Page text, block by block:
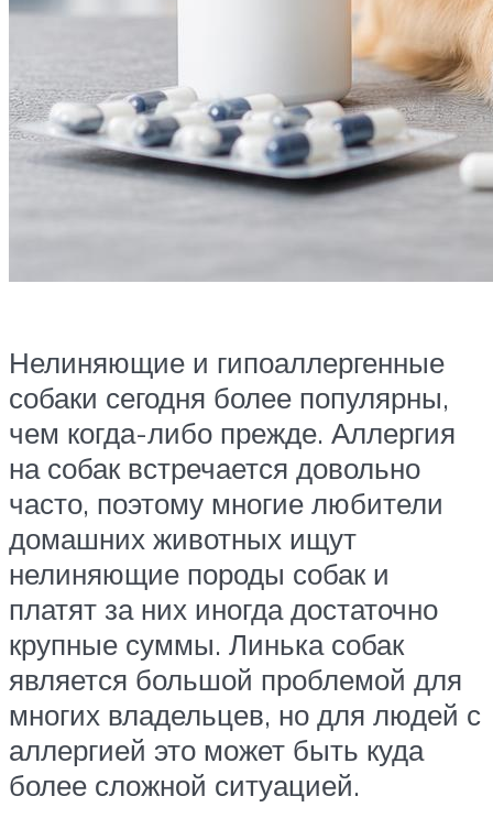
Нелиняющие и гипоаллергенные
собаки сегодня более популярны,
чем когда-либо прежде. Аллергия
на собак встречается довольно
часто, поэтому многие любители
домашних животных ищут
нелиняющие породы собак и
платят за них иногда достаточно
крупные суммы. Линька собак
является большой проблемой для
многих владельцев, но для людей с
аллергией это может быть куда
более сложной ситуацией.